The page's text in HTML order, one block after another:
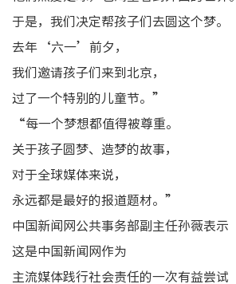
于是，我们决定帮孩子们去圆这个梦。
去年‘六一’前夕，
我们邀请孩子们来到北京，
过了一个特别的儿童节。”
“每一个梦想都值得被尊重。
关于孩子圆梦、造梦的故事，
对于全球媒体来说，
永远都是最好的报道题材。”
中国新闻网公共事务部副主任孙薇表示
这是中国新闻网作为
主流媒体践行社会责任的一次有益尝试